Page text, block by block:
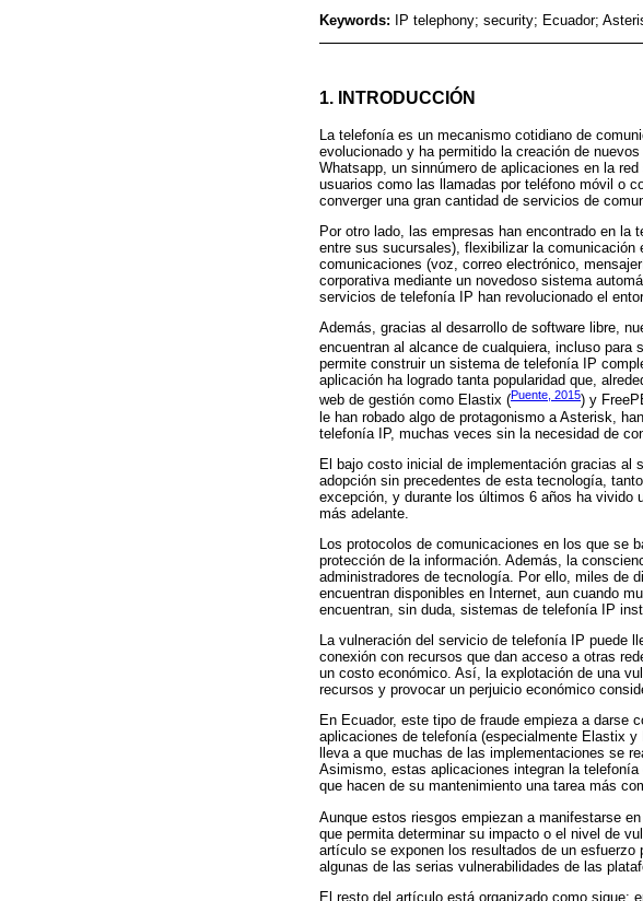
Keywords:
IP telephony; security; Ecuador;
1. INTRODUCCIÓN
La telefonía es un mecanismo cotidiano de
evolucionado y ha permitido la creación de
Whatsapp, un sinnúmero de aplicaciones en la
usuarios como las llamadas por teléfono móvil o
converger una gran cantidad de servicios de
Por otro lado, las empresas han encontrado en
entre sus sucursales), flexibilizar la
comunicaciones (voz, correo electrónico,
corporativa mediante un novedoso sistema
servicios de telefonía IP han revolucionado el
Además, gracias al desarrollo de software libre,
encuentran al alcance de cualquiera, incluso para
permite construir un sistema de telefonía IP
aplicación ha logrado tanta popularidad que,
web de gestión como Elastix (Puente, 2015) y
le han robado algo de protagonismo a Asterisk,
telefonía IP, muchas veces sin la necesidad de
El bajo costo inicial de implementación gracias al
adopción sin precedentes de esta tecnología,
excepción, y durante los últimos 6 años ha vivido
más adelante.
Los protocolos de comunicaciones en los que se
protección de la información. Además, la
administradores de tecnología. Por ello, miles de
encuentran disponibles en Internet, aun cuando
encuentran, sin duda, sistemas de telefonía IP
La vulneración del servicio de telefonía IP puede
conexión con recursos que dan acceso a otras
un costo económico. Así, la explotación de una
recursos y provocar un perjuicio económico
En Ecuador, este tipo de fraude empieza a darse
aplicaciones de telefonía (especialmente Elastix
lleva a que muchas de las implementaciones se
Asimismo, estas aplicaciones integran la
que hacen de su mantenimiento una tarea más
Aunque estos riesgos empiezan a manifestarse
que permita determinar su impacto o el nivel de
artículo se exponen los resultados de un
algunas de las serias vulnerabilidades de las
El resto del artículo está organizado como sigue: